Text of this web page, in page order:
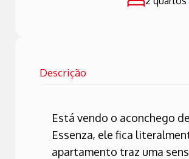
Descrição
Está vendo o aconchego
Essenza, ele fica
apartamento traz uma